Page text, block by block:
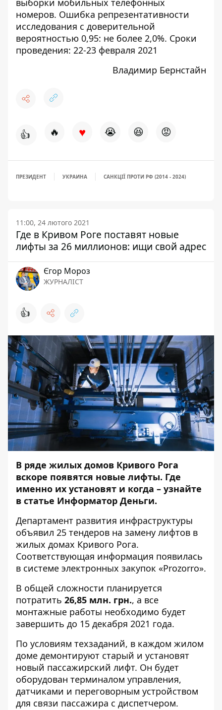
выборки мобильных телефонных
номеров. Ошибка репрезентативности
исследования с доверительной
вероятностью 0,95: не более 2,0%. Сроки
проведения: 22-23 февраля 2021
Владимир Бернстайн
👍 🔥 ♥ 😭 😆 😡
ПРЕЗИДЕНТ УКРАИНА САНКЦІЇ ПРОТИ РФ (2014 - 2024)
11:00, 24 лютого 2021
Где в Кривом Роге поставят новые
лифты за 26 миллионов: ищи свой адрес
Єгор Мороз
ЖУРНАЛІСТ
👍
В ряде жилых домов Кривого Рога
вскоре появятся новые лифты. Где
именно их установят и когда – узнайте
в статье Информатор Деньги.
Департамент развития инфраструктуры
объявил 25 тендеров на замену лифтов в
жилых домах Кривого Рога.
Соответствующая информация появилась
в системе электронных закупок «Prozorro».
В общей сложности планируется
потратить 26,85 млн. грн., а все
монтажные работы необходимо будет
завершить до 15 декабря 2021 года.
По условиям техзаданий, в каждом жилом
доме демонтируют старый и установят
новый пассажирский лифт. Он будет
оборудован терминалом управления,
датчиками и переговорным устройством
для связи пассажира с диспетчером.